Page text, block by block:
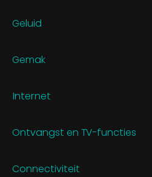
Geluid
Gemak
Internet
Ontvangst en TV-functies
Connectiviteit